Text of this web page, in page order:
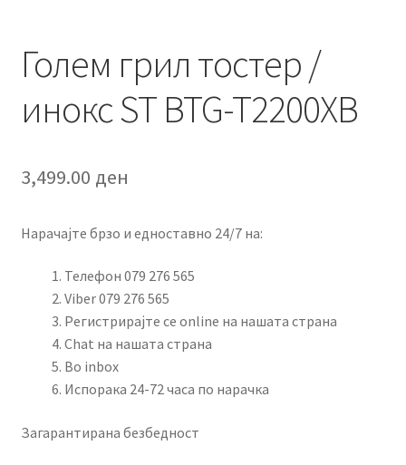
Голем грил тостер /
инокс ST BTG-T2200XB
3,499.00 ден
Нарачајте брзо и едноставно 24/7 на:
Телефон 079 276 565
Viber 079 276 565
Регистрирајте се online на нашата страна
Chat на нашата страна
Во inbox
Испорака 24-72 часа по нарачка
Загарантирана безбедност